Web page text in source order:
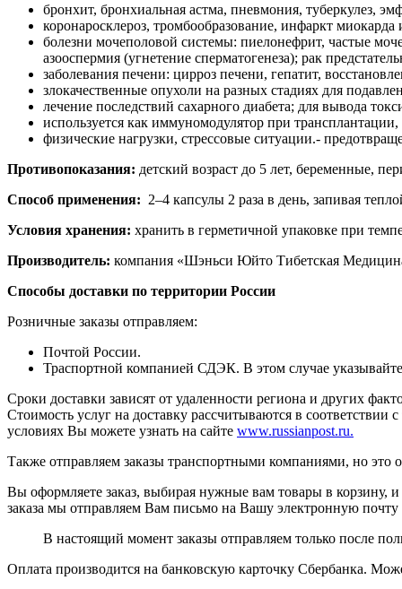
бронхит, бронхиальная астма, пневмония, туберкулез,
коронаросклероз, тромбообразование, инфаркт
болезни мочеполовой системы: пиелонефрит, частые
азооспермия (угнетение сперматогенеза); рак
заболевания печени: цирроз печени, гепатит,
злокачественные опухоли на разных стадиях для
лечение последствий сахарного диабета; для вывода
используется как иммуномодулятор при
физические нагрузки, стрессовые ситуации.-
Противопоказания: детский возраст до 5 лет, беременные,
Способ применения: 2–4 капсулы 2 раза в день, запивая
Условия хранения: хранить в герметичной упаковке при
Производитель: компания «Шэньси Юйто Тибетская
Способы доставки по территории России
Розничные заказы отправляем:
Почтой России.
Траспортной компанией СДЭК. В этом случае
Сроки доставки зависят от удаленности региона и других
Стоимость услуг на доставку рассчитываются в
условиях Вы можете узнать на сайте www.russianpost.ru.
Также отправляем заказы транспортными компаниями, но это
Вы оформляете заказ, выбирая нужные вам товары в корзину,
заказа мы отправляем Вам письмо на Вашу электронную
В настоящий момент заказы отправляем только после
Оплата производится на банковскую карточку Сбербанка.